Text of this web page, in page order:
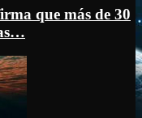
que más de 30